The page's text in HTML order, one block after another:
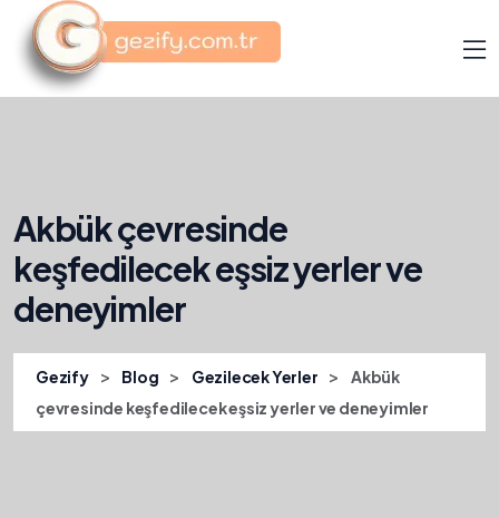
Akbük çevresinde
keşfedilecek eşsiz yerler ve
deneyimler
Gezify > Blog > Gezilecek Yerler >
Akbük
çevresinde keşfedilecek eşsiz yerler ve deneyimler